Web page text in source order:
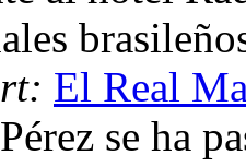
El Real
se ha